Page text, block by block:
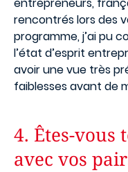
rencontrés lors des
programme, j’ai pu
l’état d’esprit
avoir une vue très
faiblesses avant de
4. Êtes-vous
avec vos